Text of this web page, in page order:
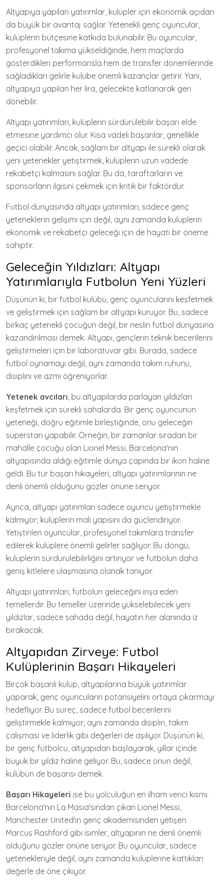
Altyapıya yapılan yatırımlar, kulüpler için ekonomik açıdan
da büyük bir avantaj sağlar. Yetenekli genç oyuncular,
kulüplerin bütçesine katkıda bulunabilir. Bu oyuncular,
profesyonel takıma yükseldiğinde, hem maçlarda
gösterdikleri performansla hem de transfer dönemlerinde
sağladıkları gelirle kulübe önemli kazançlar getirir. Yani,
altyapıya yapılan her lira, gelecekte katlanarak geri
dönebilir.
Altyapı yatırımları, kulüplerin sürdürülebilir başarı elde
etmesine yardımcı olur. Kısa vadeli başarılar, genellikle
geçici olabilir. Ancak, sağlam bir altyapı ile sürekli olarak
yeni yetenekler yetiştirmek, kulüplerin uzun vadede
rekabetçi kalmasını sağlar. Bu da, taraftarların ve
sponsorların ilgisini çekmek için kritik bir faktördür.
Futbol dünyasında altyapı yatırımları, sadece genç
yeteneklerin gelişimi için değil, aynı zamanda kulüplerin
ekonomik ve rekabetçi geleceği için de hayati bir öneme
sahiptir.
Geleceğin Yıldızları: Altyapı
Yatırımlarıyla Futbolun Yeni Yüzleri
Düşünün ki, bir futbol kulübü, genç oyuncularını keşfetmek
ve geliştirmek için sağlam bir altyapı kuruyor. Bu, sadece
birkaç yetenekli çocuğun değil, bir neslin futbol dünyasına
kazandırılması demek. Altyapı, gençlerin teknik becerilerini
geliştirmeleri için bir laboratuvar gibi. Burada, sadece
futbol oynamayı değil, aynı zamanda takım ruhunu,
disiplini ve azmi öğreniyorlar.
Yetenek avcıları, bu altyapılarda parlayan yıldızları
keşfetmek için sürekli sahalarda. Bir genç oyuncunun
yeteneği, doğru eğitimle birleştiğinde, onu geleceğin
süperstarı yapabilir. Örneğin, bir zamanlar sıradan bir
mahalle çocuğu olan Lionel Messi, Barcelona'nın
altyapısında aldığı eğitimle dünya çapında bir ikon haline
geldi. Bu tür başarı hikayeleri, altyapı yatırımlarının ne
denli önemli olduğunu gözler önüne seriyor.
Ayrıca, altyapı yatırımları sadece oyuncu yetiştirmekle
kalmıyor; kulüplerin mali yapısını da güçlendiriyor.
Yetiştirilen oyuncular, profesyonel takımlara transfer
edilerek kulüplere önemli gelirler sağlıyor. Bu döngü,
kulüplerin sürdürülebilirliğini artırıyor ve futbolun daha
geniş kitlelere ulaşmasına olanak tanıyor.
Altyapı yatırımları, futbolun geleceğini inşa eden
temellerdir. Bu temeller üzerinde yükselebilecek yeni
yıldızlar, sadece sahada değil, hayatın her alanında iz
bırakacak.
Altyapıdan Zirveye: Futbol
Kulüplerinin Başarı Hikayeleri
Birçok başarılı kulüp, altyapılarına büyük yatırımlar
yaparak, genç oyuncuların potansiyelini ortaya çıkarmayı
hedefliyor. Bu süreç, sadece futbol becerilerini
geliştirmekle kalmıyor; aynı zamanda disiplin, takım
çalışması ve liderlik gibi değerleri de aşılıyor. Düşünün ki,
bir genç futbolcu, altyapıdan başlayarak, yıllar içinde
büyük bir yıldız haline geliyor. Bu, sadece onun değil,
kulübün de başarısı demek.
Başarı Hikayeleri ise bu yolculuğun en ilham verici kısmı.
Barcelona'nın La Masia'sından çıkan Lionel Messi,
Manchester United'ın genç akademisinden yetişen
Marcus Rashford gibi isimler, altyapının ne denli önemli
olduğunu gözler önüne seriyor. Bu oyuncular, sadece
yetenekleriyle değil, aynı zamanda kulüplerine kattıkları
değerle de öne çıkıyor.